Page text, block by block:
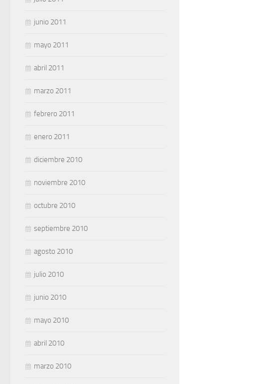
junio 2011
mayo 2011
abril 2011
marzo 2011
febrero 2011
enero 2011
diciembre 2010
noviembre 2010
octubre 2010
septiembre 2010
agosto 2010
julio 2010
junio 2010
mayo 2010
abril 2010
marzo 2010